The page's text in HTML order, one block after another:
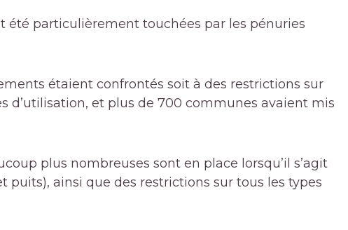
été particulièrement touchées par les pénuries
étaient confrontés soit à des restrictions sur
d’utilisation, et plus de 700 communes avaient mis
plus nombreuses sont en place lorsqu’il s’agit
puits), ainsi que des restrictions sur tous les types